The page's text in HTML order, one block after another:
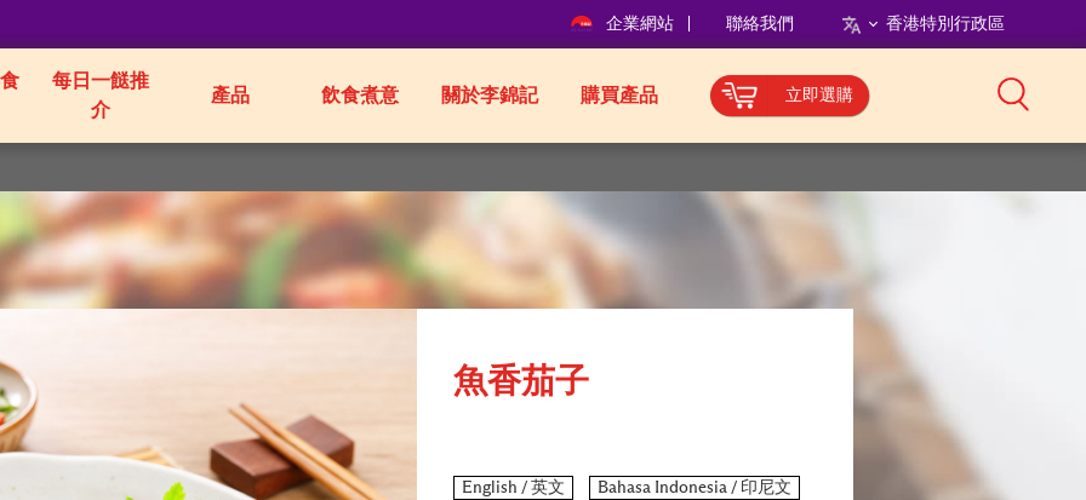
企業網站 聯絡我們 香港特別行政區
每日一餸推
介
產品 飲食煮意 關於李錦記 購買產品 立即選購
魚香茄子